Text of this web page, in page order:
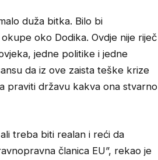
duža bitka. Bilo bi
oko Dodika. Ovdje nije riječ
jedne politike i jedne
da iz ove zaista teške krize
praviti državu kakva ona stvarno
treba biti realan i reći da
članica EU”, rekao je